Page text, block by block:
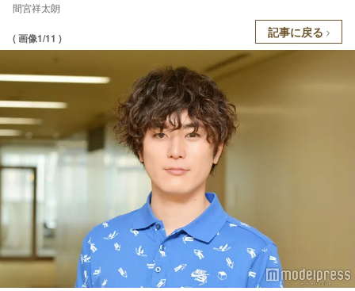
間宮祥太朗
( 画像1/11 ) 記事に戻る